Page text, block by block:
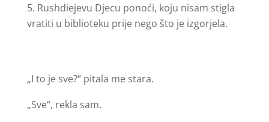
Rushdiejevu Djecu ponoći, koju nisam stigla
vratiti u biblioteku prije nego što je izgorjela.
„I to je sve?“ pitala me stara.
„Sve“, rekla sam.